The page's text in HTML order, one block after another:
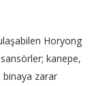
Horyong
kanepe,
binaya zarar